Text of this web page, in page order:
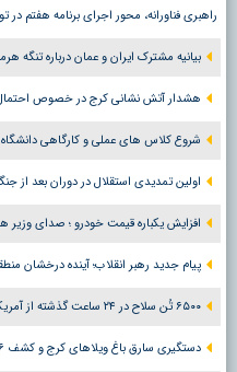
راهبری فناورانه، محور اجرای برنامه هفتم
بیانیه مشترک ایران و عمان درباره تنگه
هشدار آتش نشانی کرج در خصوص
شروع کلاس های عملی و کارگاهی
اولین تمدیدی استقلال در دوران بعد
افزایش یکباره قیمت خودرو ؛ صدای
پیام جدید رهبر انقلاب؛ آینده درخشان
۶۵۰۰ تُن سلاح در ۲۴ ساعت گذشته از آمریکا به اسرائیل ارسال شد
دستگیری سارق باغ ویلاهای کرج و کشف ۵۶ فقره سرقت